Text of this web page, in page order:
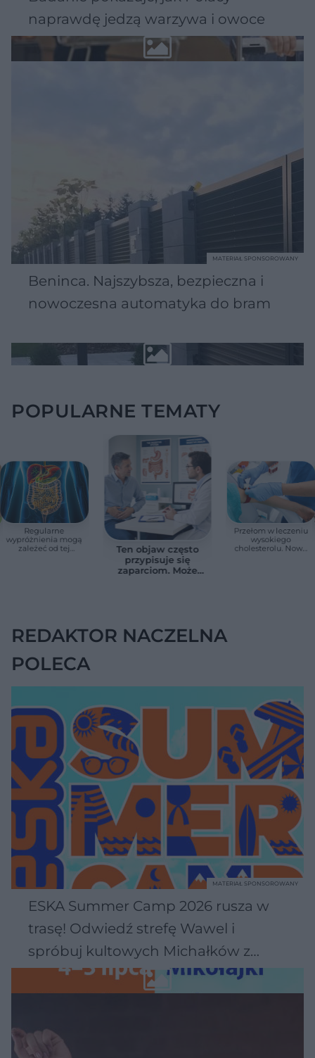
naprawdę jedzą warzywa i owoce
Beninca. Najszybsza, bezpieczna i
nowoczesna automatyka do bram
MATERIAŁ SPONSOROWANY
POPULARNE TEMATY
Regularne
wypróżnienia mogą
zależeć od tej
Ten objaw często
przypisuje się
zaparciom. Może
Przełom w leczeniu
wysokiego
cholesterolu. Nowa
REDAKTOR NACZELNA
POLECA
ESKA Summer Camp 2026 rusza w
trasę! Odwiedź strefę Wawel i
spróbuj kultowych Michałków z
Wawelu
MATERIAŁ SPONSOROWANY